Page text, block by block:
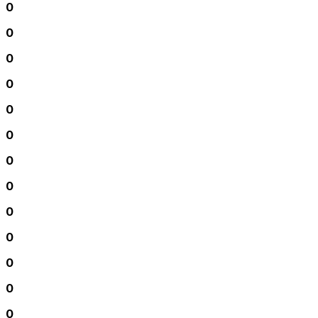
0
0
0
0
0
0
0
0
0
0
0
0
0